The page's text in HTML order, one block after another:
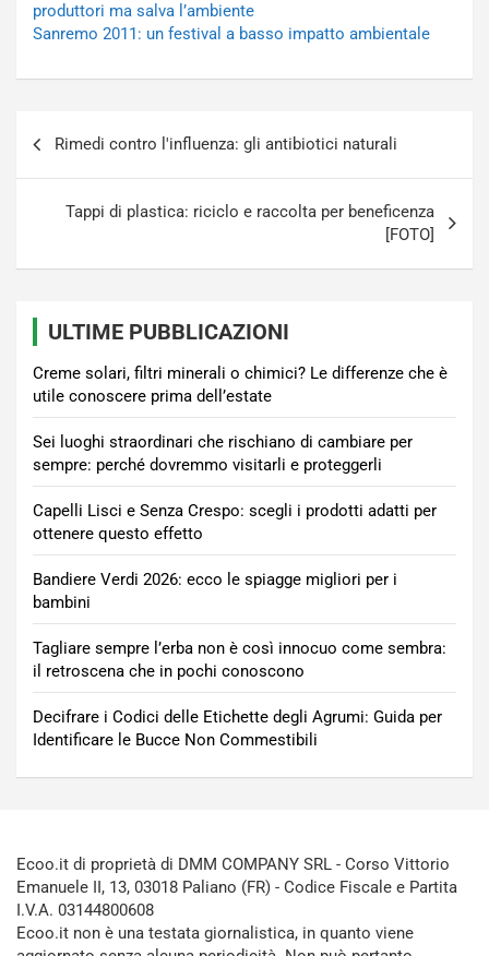
produttori ma salva l’ambiente
Sanremo 2011: un festival a basso impatto ambientale
Rimedi contro l'influenza: gli antibiotici naturali
Tappi di plastica: riciclo e raccolta per beneficenza
[FOTO]
ULTIME PUBBLICAZIONI
Creme solari, filtri minerali o chimici? Le differenze che è
utile conoscere prima dell’estate
Sei luoghi straordinari che rischiano di cambiare per
sempre: perché dovremmo visitarli e proteggerli
Capelli Lisci e Senza Crespo: scegli i prodotti adatti per
ottenere questo effetto
Bandiere Verdi 2026: ecco le spiagge migliori per i
bambini
Tagliare sempre l’erba non è così innocuo come sembra:
il retroscena che in pochi conoscono
Decifrare i Codici delle Etichette degli Agrumi: Guida per
Identificare le Bucce Non Commestibili
Ecoo.it di proprietà di DMM COMPANY SRL - Corso Vittorio
Emanuele II, 13, 03018 Paliano (FR) - Codice Fiscale e Partita
I.V.A. 03144800608
Ecoo.it non è una testata giornalistica, in quanto viene